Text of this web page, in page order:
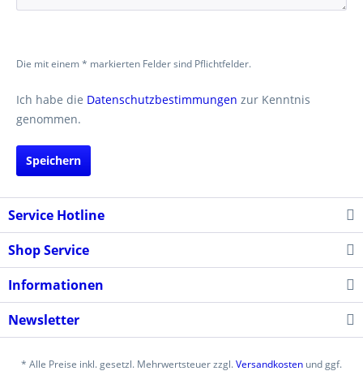
Die mit einem * markierten Felder sind Pflichtfelder.
Ich habe die Datenschutzbestimmungen zur Kenntnis
genommen.
Speichern
Service Hotline
Shop Service
Informationen
Newsletter
* Alle Preise inkl. gesetzl. Mehrwertsteuer zzgl.Versandkosten und ggf.